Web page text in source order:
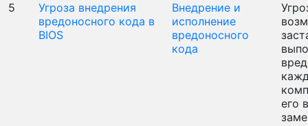
5
Угроза внедрения
вредоносного кода в
BIOS
Внедрение и
исполнение
вредоносного
кода
его